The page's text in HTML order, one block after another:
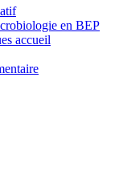
en BEP
accueil